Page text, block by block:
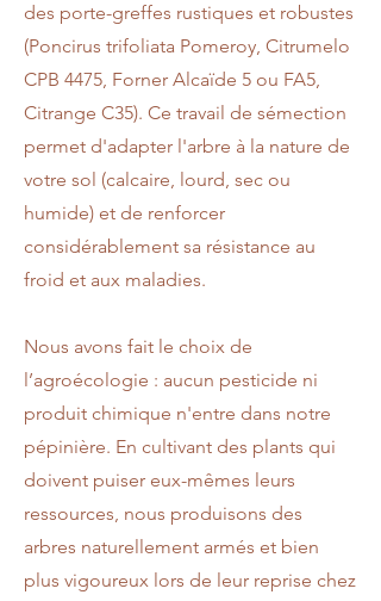
des porte-greffes rustiques et robustes
(Poncirus trifoliata Pomeroy, Citrumelo
CPB 4475, Forner Alcaïde 5 ou FA5,
Citrange C35). Ce travail de sémection
permet d'adapter l'arbre à la nature de
votre sol (calcaire, lourd, sec ou
humide) et de renforcer
considérablement sa résistance au
froid et aux maladies.
Nous avons fait le choix de
l’agroécologie : aucun pesticide ni
produit chimique n'entre dans notre
pépinière. En cultivant des plants qui
doivent puiser eux-mêmes leurs
ressources, nous produisons des
arbres naturellement armés et bien
plus vigoureux lors de leur reprise chez